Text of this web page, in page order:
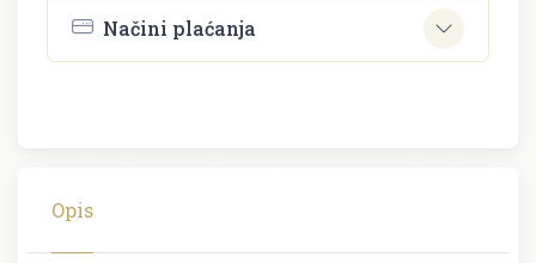
Načini plaćanja
Opis